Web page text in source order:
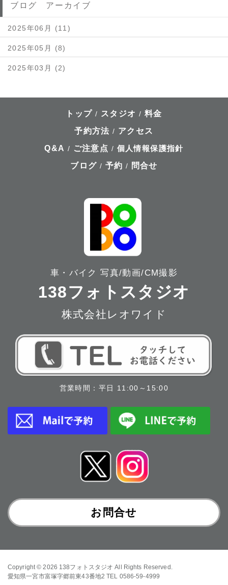
ブログ アーカイブ
2025年06月 (11)
2025年05月 (8)
2025年03月 (2)
トップ / スタジオ / 料金
予約方法 / アクセス
Q&A / ご注意点 / 個人情報保護指針
ブログ / 予約 / 問合せ
車・バイク 写真/動画/CM撮影
138フォトスタジオ
株式会社レオワイド
営業時間：平日 11:00～15:00
お問合せ
Copyright © 2026 138フォトスタジオ All Rights Reserved.
愛知県一宮市富塚字郷前東43番地2 TEL 0586-59-4999